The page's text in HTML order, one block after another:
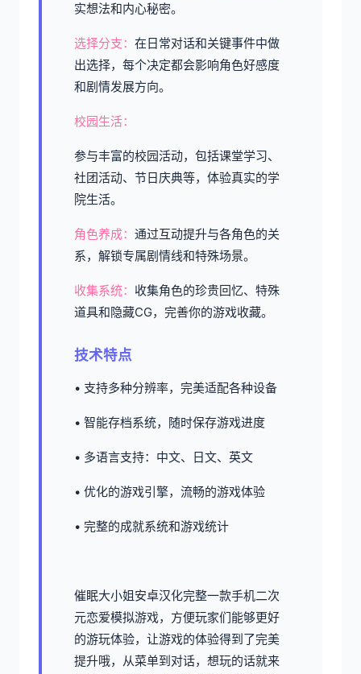
实想法和内心秘密。
选择分支： 在日常对话和关键事件中做
出选择，每个决定都会影响角色好感度
和剧情发展方向。
校园生活：
参与丰富的校园活动，包括课堂学习、
社团活动、节日庆典等，体验真实的学
院生活。
角色养成： 通过互动提升与各角色的关
系，解锁专属剧情线和特殊场景。
收集系统： 收集角色的珍贵回忆、特殊
道具和隐藏CG，完善你的游戏收藏。
技术特点
• 支持多种分辨率，完美适配各种设备
• 智能存档系统，随时保存游戏进度
• 多语言支持：中文、日文、英文
• 优化的游戏引擎，流畅的游戏体验
• 完整的成就系统和游戏统计
催眠大小姐安卓汉化完整一款手机二次
元恋爱模拟游戏，方便玩家们能够更好
的游玩体验，让游戏的体验得到了完美
提升哦，从菜单到对话，想玩的话就来